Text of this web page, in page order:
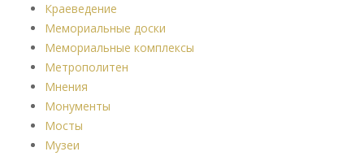
Краеведение
Мемориальные доски
Мемориальные комплексы
Метрополитен
Мнения
Монументы
Мосты
Музеи